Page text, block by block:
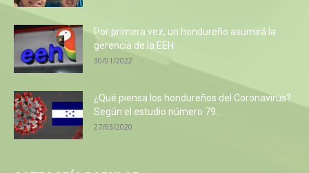
Por primera vez, un hondureño asumirá la
gerencia de la EEH
30/01/2022
¿Qué piensa los hondureños del Coronavirus?
Según el estudio número 79...
27/03/2020